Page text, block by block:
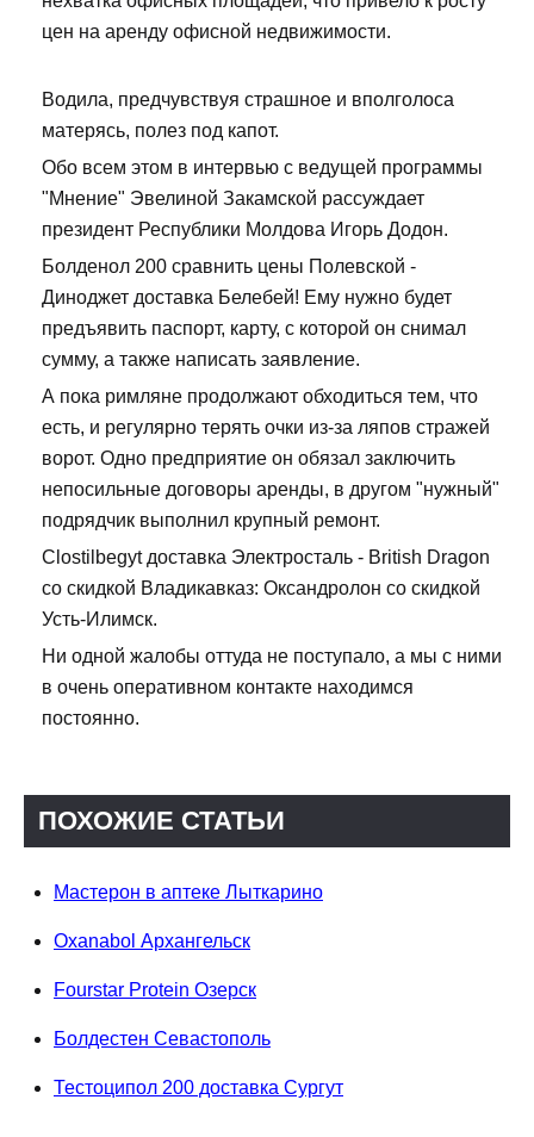
цен на аренду офисной недвижимости.
Водила, предчувствуя страшное и вполголоса
матерясь, полез под капот.
Обо всем этом в интервью с ведущей программы
"Мнение" Эвелиной Закамской рассуждает
президент Республики Молдова Игорь Додон.
Болденол 200 сравнить цены Полевской -
Диноджет доставка Белебей! Ему нужно будет
предъявить паспорт, карту, с которой он снимал
сумму, а также написать заявление.
А пока римляне продолжают обходиться тем, что
есть, и регулярно терять очки из-за ляпов стражей
ворот. Одно предприятие он обязал заключить
непосильные договоры аренды, в другом "нужный"
подрядчик выполнил крупный ремонт.
Clostilbegyt доставка Электросталь - British Dragon
со скидкой Владикавказ: Оксандролон со скидкой
Усть-Илимск.
Ни одной жалобы оттуда не поступало, а мы с ними
в очень оперативном контакте находимся
постоянно.
ПОХОЖИЕ СТАТЬИ
Мастерон в аптеке Лыткарино
Oxanabol Архангельск
Fourstar Protein Озерск
Болдестен Севастополь
Тестоципол 200 доставка Сургут